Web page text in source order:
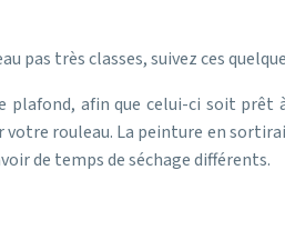
pas très classes, suivez ces
plafond, afin que celui-ci soit prêt
votre rouleau. La peinture en
de temps de séchage différents.